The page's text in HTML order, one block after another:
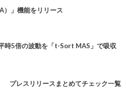
）」機能をリリース
時5倍の波動を「t-Sort MAS」で吸収
プレスリリースまとめてチェック一覧